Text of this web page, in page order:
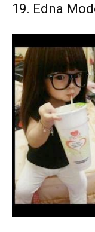
19. Edna